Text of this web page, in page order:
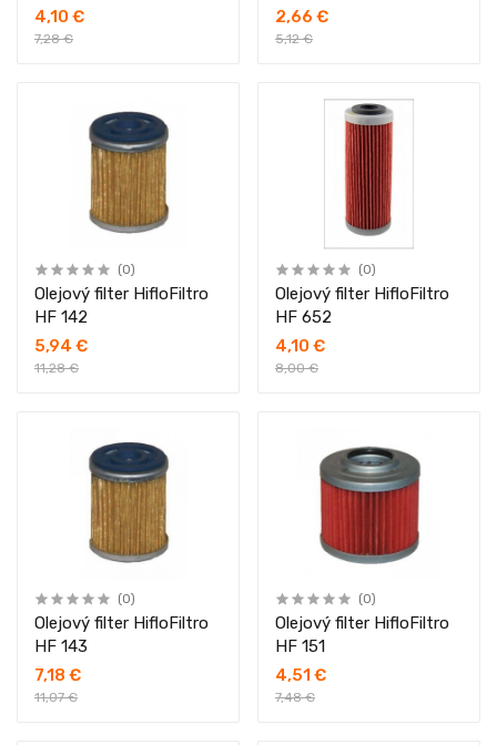
4,10 €
7,28 €
2,66 €
5,12 €
(0)
Olejový filter HifloFiltro
HF 142
5,94 €
11,28 €
(0)
Olejový filter HifloFiltro
HF 652
4,10 €
8,00 €
(0)
Olejový filter HifloFiltro
HF 143
7,18 €
11,07 €
(0)
Olejový filter HifloFiltro
HF 151
4,51 €
7,48 €